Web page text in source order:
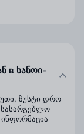
в ხანოი-
ზუსტი დრო